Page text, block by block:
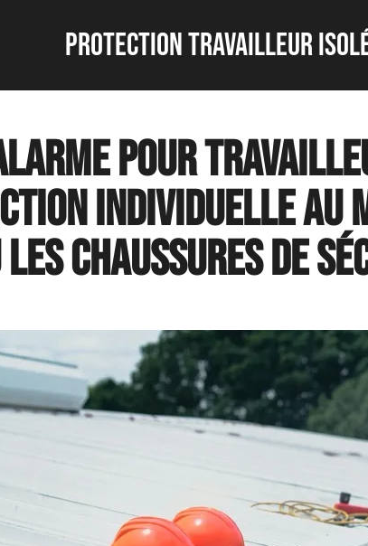
protection travailleur
pour
individuelle au
les chaussures de